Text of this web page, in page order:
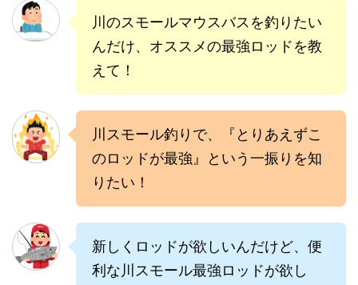
川のスモールマウスバスを釣りたい
んだけ、オススメの最強ロッドを教
えて！
川スモール釣りで、『とりあえずこ
のロッドが最強』という一振りを知
りたい！
新しくロッドが欲しいんだけど、便
利な川スモール最強ロッドが欲し